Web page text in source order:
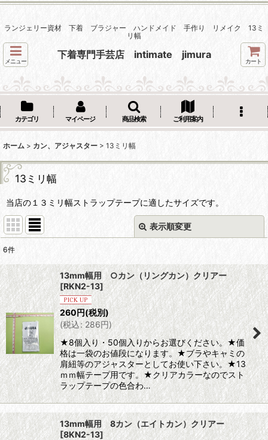
ランジェリー資材 下着 ブラジャー ハンドメイド 手作り リメイク 13ミ
リ幅
メニュー
下着専門手芸店 intimate jimura
カート
カテゴリ マイページ 商品検索 ご利用案内
ホーム > カン、アジャスター > 13ミリ幅
13ミリ幅
当店の１３ミリ幅ストラップテープに適したサイズです。
表示順変更
並び順:
絞り込む
6件
13mm幅用 ○カン（リングカン）クリアー
[RKN2-13]
260円(税別)
(税込: 286円)
★8個入り・50個入りからお選びください。★価
格は一袋のお値段になります。★ブラやキャミの
肩紐等のアジャスターとしてお使い下さい。★13
ｍｍ幅テープ用です。★クリアカラーなのでスト
ラップテープの色合わ…
13mm幅用 8カン（エイトカン）クリアー
[8KN2-13]